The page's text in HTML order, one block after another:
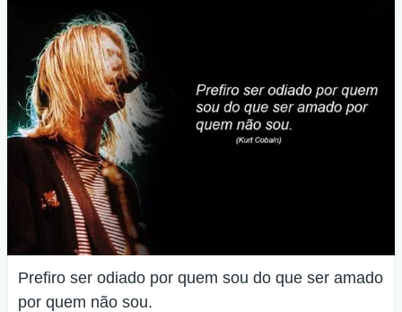
Prefiro ser odiado por quem sou do que ser amado
por quem não sou.